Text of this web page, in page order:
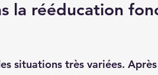
la rééducation
situations très variées.